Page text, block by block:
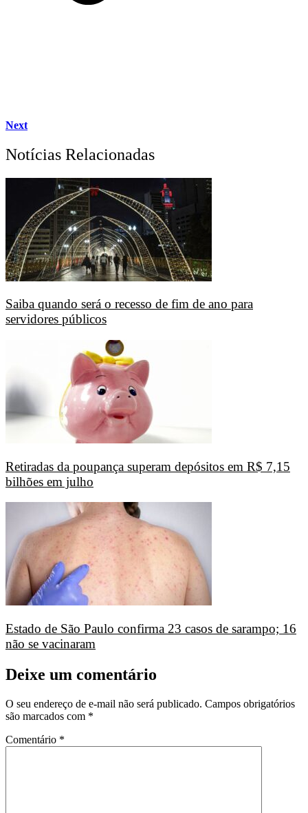
Next
Notícias Relacionadas
Saiba quando será o recesso de fim de ano para
servidores públicos
Retiradas da poupança superam depósitos em R$ 7,15
bilhões em julho
Estado de São Paulo confirma 23 casos de sarampo; 16
não se vacinaram
Deixe um comentário
O seu endereço de e-mail não será publicado. Campos obrigatórios
são marcados com *
Comentário *